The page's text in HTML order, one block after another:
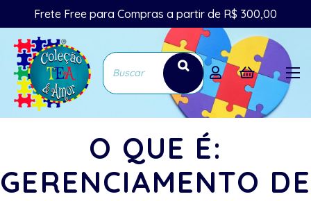
Frete Free para Compras a partir de R$ 300,00
O QUE É:
GERENCIAMENTO DE